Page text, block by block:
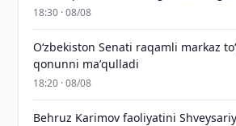
18:30 · 08/08
Oʻzbekiston Senati raqamli markaz
qonunni maʼqulladi
18:20 · 08/08
Behruz Karimov faoliyatini